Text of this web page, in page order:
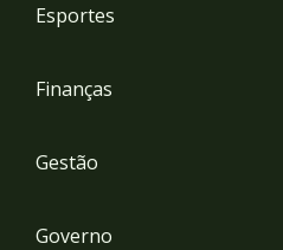
Esportes
Finanças
Gestão
Governo